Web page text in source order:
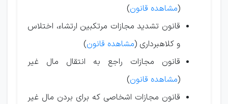
(مشاهده قانون)
قانون تشدید مجازات مرتکبین ارتشاء، اختلاس
و کلاهبرداری (مشاهده قانون)
قانون مجازات راجع به انتقال مال غیر
(مشاهده قانون)
قانون مجازات اشخاصی که برای بردن مال غیر